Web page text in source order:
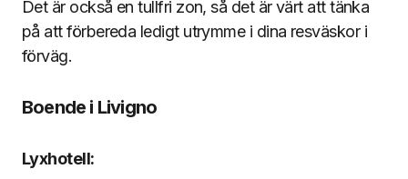
Det är också en tullfri zon, så det är värt att tänka
på att förbereda ledigt utrymme i dina resväskor i
förväg.
Boende i Livigno
Lyxhotell: